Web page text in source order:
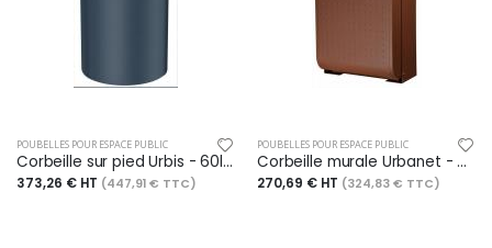
POUBELLES POUR ESPACE PUBLIC
Corbeille sur pied Urbis - 60l - anthracite mat - RAL 7016
373,26 € HT (447,91 € TTC)
POUBELLES POUR ESPACE PUBLIC
Corbeille murale Urbanet - 30l - effet Corten (aspect acier rouillé)
270,69 € HT (324,83 € TTC)